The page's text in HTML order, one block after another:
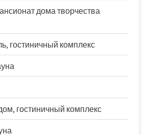
дома творчества
гостиничный комплекс
гостиничный комплекс